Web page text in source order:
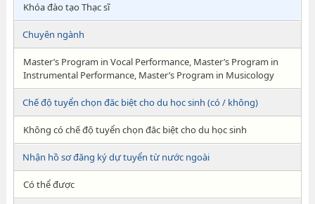
Khóa đào tạo Thạc sĩ
Chuyên ngành
Master’s Program in Vocal Performance, Master’s Program in
Instrumental Performance, Master’s Program in Musicology
Chế độ tuyển chọn đăc biệt cho du học sinh (có / không)
Không có chế độ tuyển chọn đăc biệt cho du học sinh
Nhận hồ sơ đăng ký dự tuyển từ nước ngoài
Có thể được